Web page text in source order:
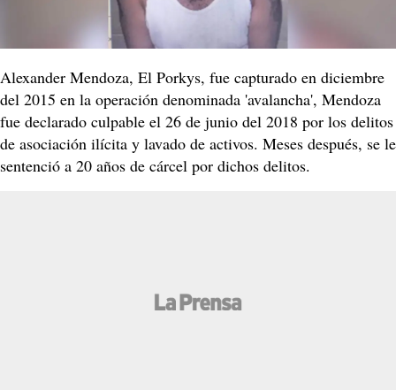
Alexander Mendoza, El Porkys, fue capturado en diciembre
del 2015 en la operación denominada 'avalancha', Mendoza
fue declarado culpable el 26 de junio del 2018 por los delitos
de asociación ilícita y lavado de activos. Meses después, se le
sentenció a 20 años de cárcel por dichos delitos.